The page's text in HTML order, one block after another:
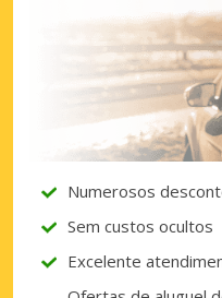
Numerosos
Sem custos ocultos
Excelente